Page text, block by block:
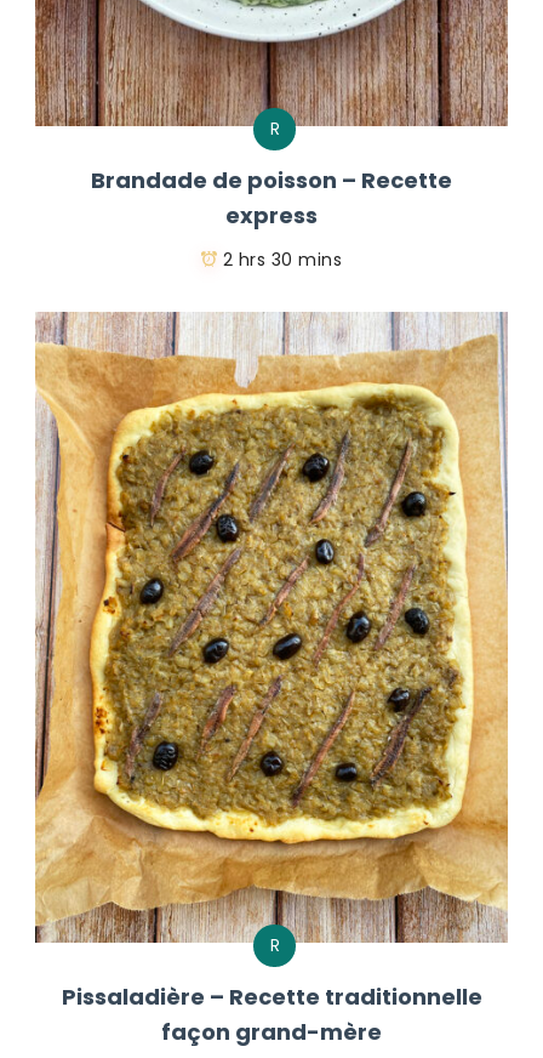
R
Brandade de poisson – Recette
express
2 hrs 30 mins
R
Pissaladière – Recette traditionnelle
façon grand-mère